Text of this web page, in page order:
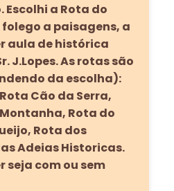
a Rota do
folego a paisagens, a
aula de histórica
J.Lopes. As rotas são
da escolha):
Cão da Serra,
Rota do
Rota dos
Adeias Historicas.
seja com ou sem